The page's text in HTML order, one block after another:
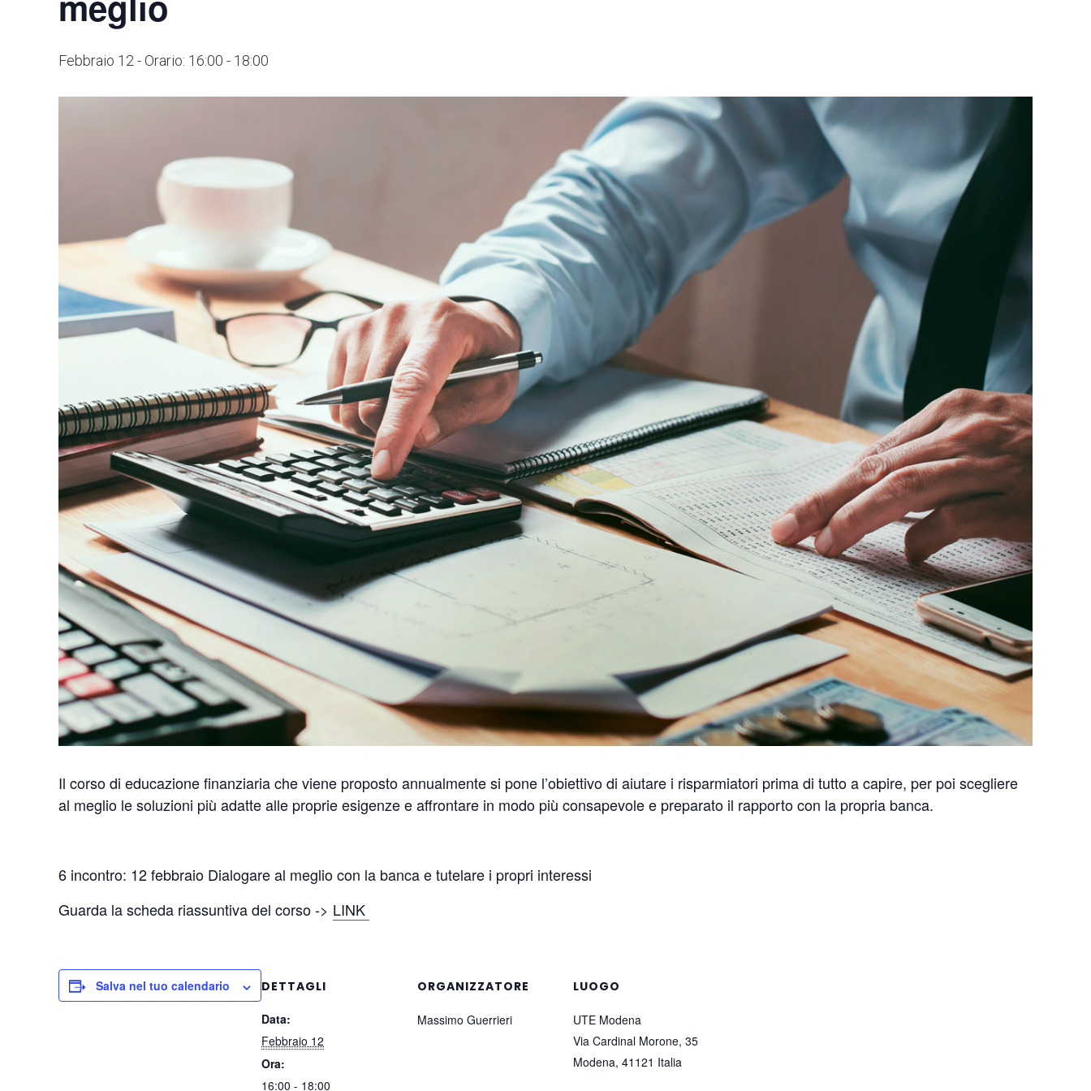
Febbraio 12 - Orario: 16:00 - 18:00
Il corso di educazione finanziaria che viene proposto annualmente si pone l’obiettivo di aiutare i risparmiatori prima di tutto a capire, per poi scegliere
al meglio le soluzioni più adatte alle proprie esigenze e affrontare in modo più consapevole e preparato il rapporto con la propria banca.
6 incontro: 12 febbraio Dialogare al meglio con la banca e tutelare i propri interessi
Guarda la scheda riassuntiva del corso -> LINK
Salva nel tuo calendario
DETTAGLI
Data:
Febbraio 12
Ora:
16:00 - 18:00
ORGANIZZATORE
Massimo Guerrieri
LUOGO
UTE Modena
Via Cardinal Morone, 35
Modena, 41121 Italia